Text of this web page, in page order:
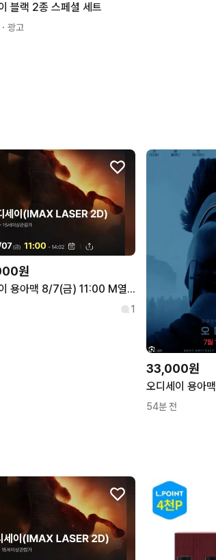
블랙 2종 스페셜 세트
・광고
원
오디세이 용아맥 8/7(금) 11:00 M열 사블 연석
1
33,000원
오디세이 용아맥
54분 전